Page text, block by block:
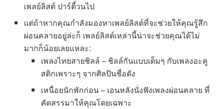
เพลย์ลิสต์ ปาร์ตี้วนไป
แต่ถ้าหากคุณกำลังมองหาเพลย์ลิสต์ที่จะช่วยให้คุณรู้สึก
ผ่อนคลายอยู่ล่ะก็ เพลย์ลิสต์เหล่านี้น่าจะช่วยคุณได้ไม่
มากก็น้อยเลยแหละ:
เพลงไทยสายชิลล์ – ชิลล์กันแบบเต็มๆ กับเพลงอะคู
สติกเพราะๆ จากศิลปินชื่อดัง
เหนื่อยนักพักก่อน – เอนหลังนั่งฟังเพลงผ่อนคลาย ที่
คัดสรรมาให้คุณโดยเฉพาะ